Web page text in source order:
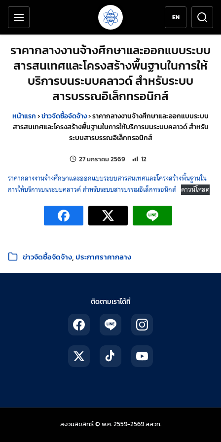
ข้ามไปยังเนื้อหาหลัก
เครื่องมือช่วยเหลือ
EN
ราคากลางงานจ้างศึกษาและออกแบบระบบ
สารสนเทศและโครงสร้างพื้นฐานในการให้
บริการบนระบบคลาวด์ สำหรับระบบ
สารบรรณอิเล็กทรอนิกส์
หน้าแรก›ข่าวจัดซื้อจัดจ้าง›ราคากลางงานจ้างศึกษาและออกแบบระบบ
สารสนเทศและโครงสร้างพื้นฐานในการให้บริการบนระบบคลาวด์ สำหรับ
ระบบสารบรรณอิเล็กทรอนิกส์
27 มกราคม 2569 แก้ไขล่าสุดเมื่อ:
จำนวนการเข้าชม 12 ครั้ง
12
ราคากลางงานจ้างศึกษาและออกแบบระบบสารสนเทศและโครงสร้างพื้นฐานใน
การให้บริการบนระบบคลาวด์ สำหรับระบบสารบรรณอิเล็กทรอนิกส์ ดาวน์โหลด
หมวดหมู่:
ข่าวจัดซื้อจัดจ้าง ประกาศราคากลาง
ติดตามเราได้ที่
สงวนลิขสิทธิ์ © พ.ศ. 2559-2569สสวท.สถาบันส่งเสริมการสอ